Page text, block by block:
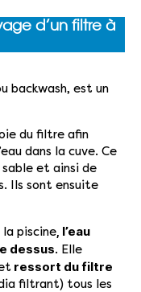
d’un filtre à
backwash, est un
du filtre afin
dans la cuve. Ce
et ainsi de
Ils sont ensuite
piscine , l’eau
dessus. Elle
ressort du filtre
filtrant) tous les